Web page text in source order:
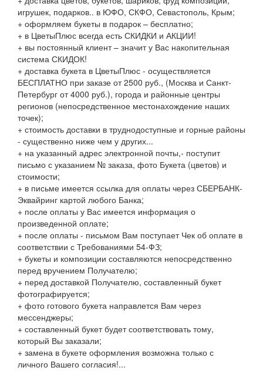
игрушек, подарков.. в ЮФО, СКФО, Севастополь, Крым;
+ оформляем букеты в подарок – бесплатно;
+ в ЦветыПлюс всегда есть СКИДКИ и АКЦИИ!
+ вы постоянный клиент – значит у Вас накопительная
система СКИДОК!
+ доставка букета в ЦветыПлюс - осуществляется
БЕСПЛАТНО при заказе от 2500 руб., (Москва и Санкт-
Петербург от 4000 руб.), города и районные центры
регионов (непосредственное местонахождение наших
точек);
+ стоимость доставки в труднодоступные и горные районы
- существенно ниже чем у других...
+ на указанный адрес электронной почты,- поступит
письмо с указанием № заказа, фото Букета (цветов) и
стоимости;
+ в письме имеется ссылка для оплаты через СБЕРБАНК-
Эквайринг картой любого Банка;
+ после оплаты у Вас имеется информация о
произведенной оплате;
+ после оплаты - письмом Вам поступает Чек об оплате в
соответствии с Требованиями 54-ФЗ;
+ букеты и композиции составляются непосредственно
перед вручением Получателю;
+ перед доставкой Получателю, составленный букет
фотографируется;
+ фото готового букета направлется Вам через
мессенджеры;
+ составленный букет будет соответствовать тому,
который Вы заказали;
+ замена в букете оформления возможна только с
личного Вашего согласия!...